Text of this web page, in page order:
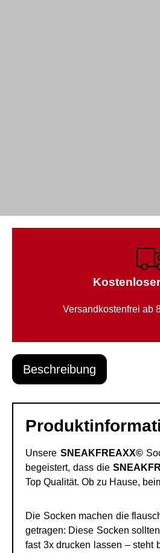
Versandkostenfrei ab
Beschreibung
Unsere SNEAKFREAXX©
begeistert, dass die
Top Qualität. Ob zu Hause,
Die Socken machen die
getragen: Diese Socken
fast 3x drucken lassen – steht